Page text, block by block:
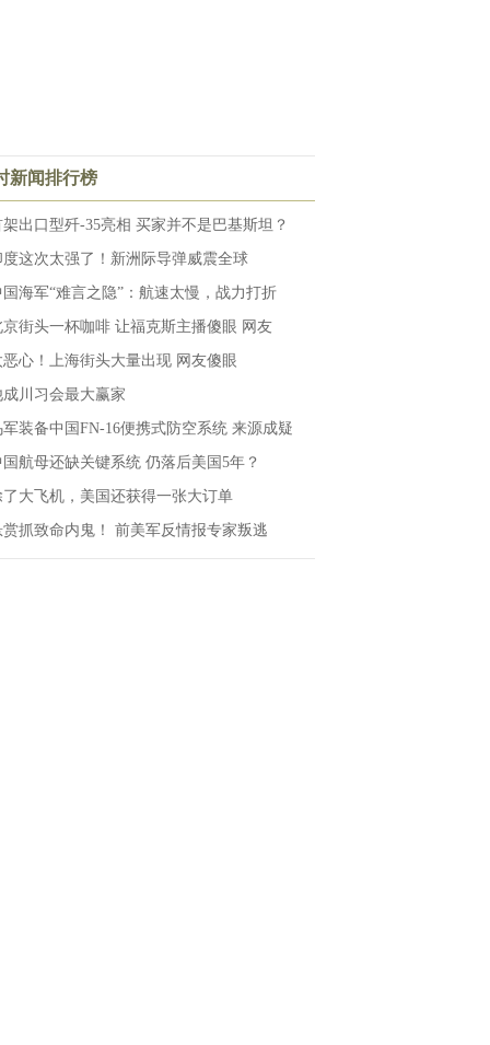
新闻排行榜
架出口型歼-35亮相 买家并不是巴基斯坦？
度这次太强了！新洲际导弹威震全球
国海军“难言之隐”：航速太慢，战力打折
京街头一杯咖啡 让福克斯主播傻眼 网友
恶心！上海街头大量出现 网友傻眼
成川习会最大赢家
军装备中国FN-16便携式防空系统 来源成疑
国航母还缺关键系统 仍落后美国5年？
了大飞机，美国还获得一张大订单
赏抓致命内鬼！ 前美军反情报专家叛逃